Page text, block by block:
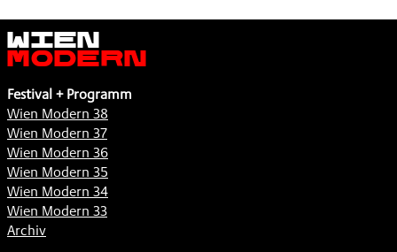
Wien
Modern
Festival + Programm
Wien Modern 38
Wien Modern 37
Wien Modern 36
Wien Modern 35
Wien Modern 34
Wien Modern 33
Archiv